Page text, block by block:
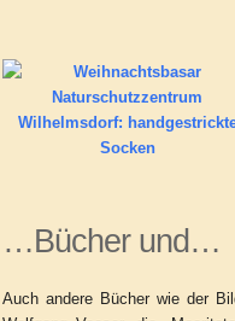
…Bücher und…
Auch andere Bücher wie der